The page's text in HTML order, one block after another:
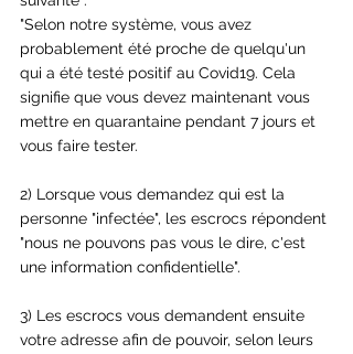
"Selon notre système, vous avez
probablement été proche de quelqu'un
qui a été testé positif au Covid19. Cela
signifie que vous devez maintenant vous
mettre en quarantaine pendant 7 jours et
vous faire tester.
2) Lorsque vous demandez qui est la
personne "infectée", les escrocs répondent
"nous ne pouvons pas vous le dire, c'est
une information confidentielle".
3) Les escrocs vous demandent ensuite
votre adresse afin de pouvoir, selon leurs